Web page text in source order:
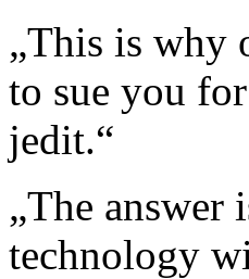
„This is why
to sue you
jedit.“
„The answer
technology